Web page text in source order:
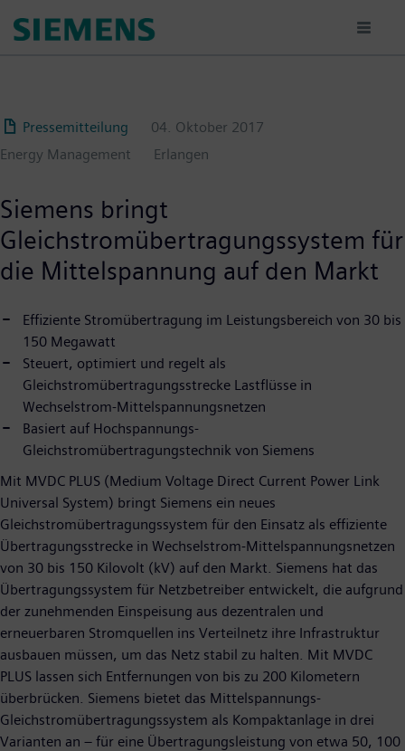
para
Pressemitteilung
04. Oktober 2017
Energy Management
Erlangen
Siemens bringt
Gleichstromübertragungssystem für
die Mittelspannung auf den Markt
Effiziente Stromübertragung im Leistungsbereich von 30 bis
150 Megawatt
Steuert, optimiert und regelt als
Gleichstromübertragungsstrecke Lastflüsse in
Wechselstrom-Mittelspannungsnetzen
Basiert auf Hochspannungs-
Gleichstromübertragungstechnik von Siemens
Mit MVDC PLUS (Medium Voltage Direct Current Power Link
Universal System) bringt Siemens ein neues
Gleichstromübertragungssystem für den Einsatz als effiziente
Übertragungsstrecke in Wechselstrom-Mittelspannungsnetzen
von 30 bis 150 Kilovolt (kV) auf den Markt. Siemens hat das
Übertragungssystem für Netzbetreiber entwickelt, die aufgrund
der zunehmenden Einspeisung aus dezentralen und
erneuerbaren Stromquellen ins Verteilnetz ihre Infrastruktur
ausbauen müssen, um das Netz stabil zu halten. Mit MVDC
PLUS lassen sich Entfernungen von bis zu 200 Kilometern
überbrücken. Siemens bietet das Mittelspannungs-
Gleichstromübertragungssystem als Kompaktanlage in drei
Varianten an – für eine Übertragungsleistung von etwa 50, 100